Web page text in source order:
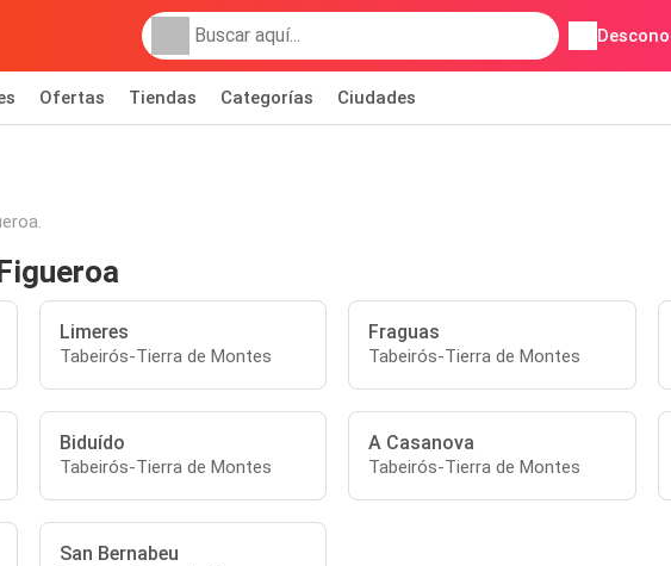
Ofertas Tiendas Categorías Ciudades
Limeres
Tabeirós-Tierra de Montes
Fraguas
Tabeirós-Tierra de Montes
Biduído
Tabeirós-Tierra de Montes
A Casanova
Tabeirós-Tierra de Montes
San Bernabeu